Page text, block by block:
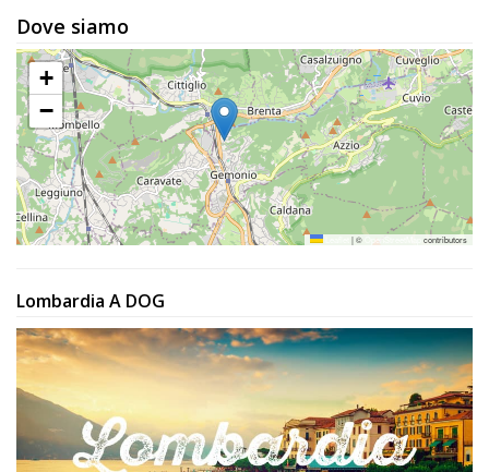
Registrati
Dove siamo
+
−
|© OpenStreetMap contributors
Lombardia A DOG